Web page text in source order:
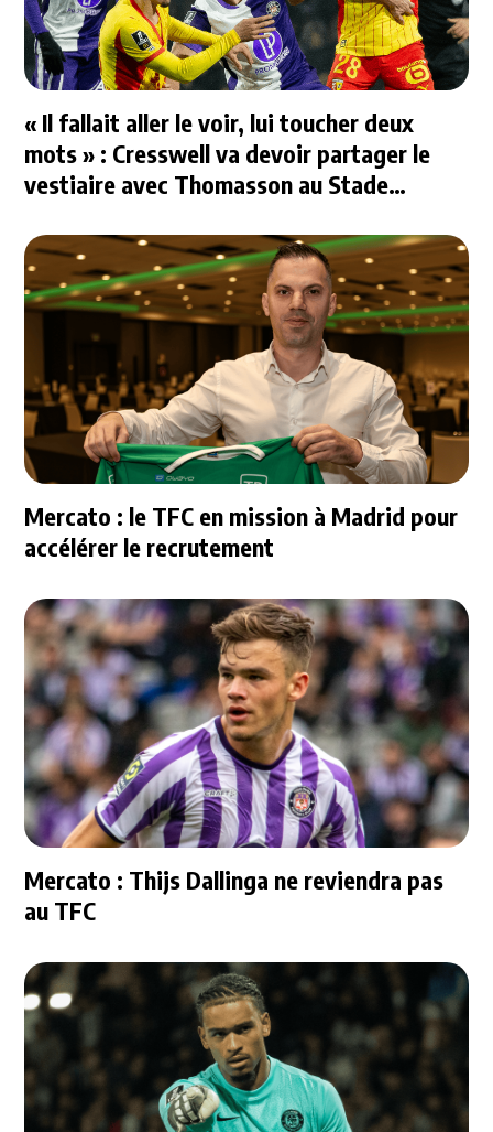
« Il fallait aller le voir, lui toucher deux
mots » : Cresswell va devoir partager le
vestiaire avec Thomasson au Stade
Mercato : le TFC en mission à Madrid pour
accélérer le recrutement
Mercato : Thijs Dallinga ne reviendra pas
au TFC